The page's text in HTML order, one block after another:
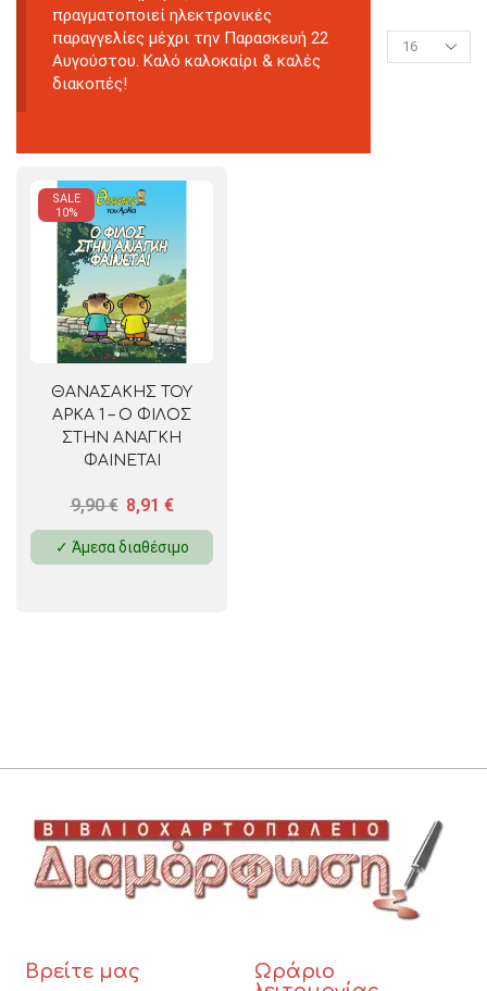
πραγματοποιεί ηλεκτρονικές
παραγγελίες μέχρι την Παρασκευή 22
Αυγούστου. Καλό καλοκαίρι & καλές
διακοπές!
SALE
10%
ΘΑΝΑΣΑΚΗΣ ΤΟΥ
ΑΡΚΑ 1 – Ο ΦΙΛΟΣ
ΣΤΗΝ ΑΝΑΓΚΗ
ΦΑΙΝΕΤΑΙ
9,90€ 8,91 €
✓ Άμεσα διαθέσιμο
Βρείτε μας
Ωράριο